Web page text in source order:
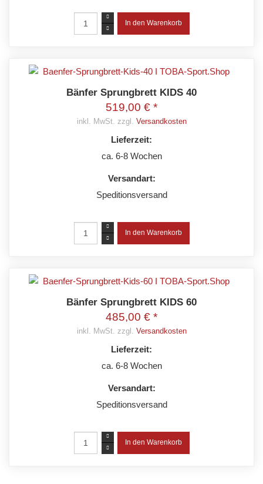
Bänfer Sprungbrett KIDS 40
519,00 € *
inkl. MwSt. zzgl. Versandkosten
Lieferzeit:
ca. 6-8 Wochen
Versandart:
Speditionsversand
Bänfer Sprungbrett KIDS 60
485,00 € *
inkl. MwSt. zzgl. Versandkosten
Lieferzeit:
ca. 6-8 Wochen
Versandart:
Speditionsversand